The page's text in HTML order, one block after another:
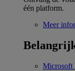
één platform.
Meer
Microsoft